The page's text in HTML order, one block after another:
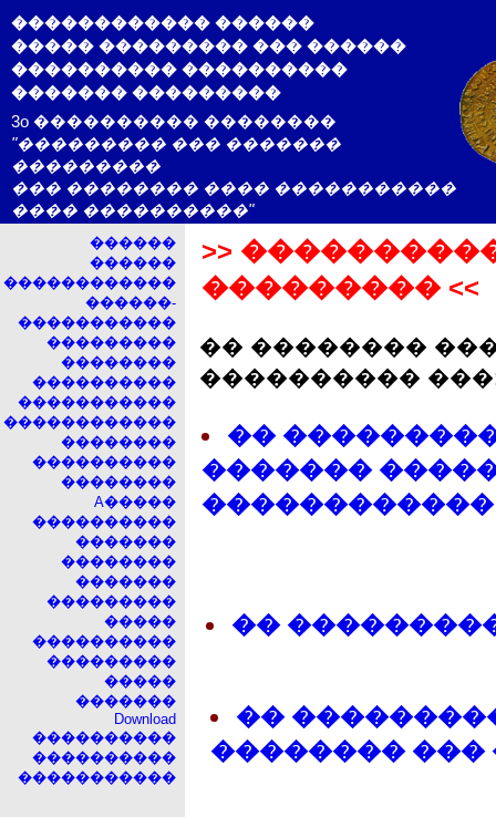
������������ ������
����� ��������� ��� ������
���������� ����������
������� ���������
3o ���������� ��������
"��������� ��� �������
���������
��� �������� ���� �����������
���� ����������"
������
������
������������
������-
�����������
���������
��������
����������
�����������
������������
��������
����������
��������
A�����
����������
�������
��������
�������
���������
�����
����������
���������
�����
�������
Download
����������
����������
�����������
>>
��������� <<
�� ��������
����������
��
�������
��
��
��������